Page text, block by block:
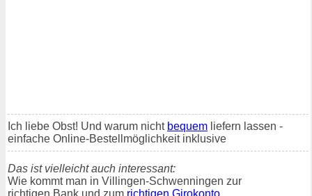
Ich liebe Obst! Und warum nicht bequem liefern lassen -
einfache Online-Bestellmöglichkeit inklusive
Das ist vielleicht auch interessant:
Wie kommt man in Villingen-Schwenningen zur